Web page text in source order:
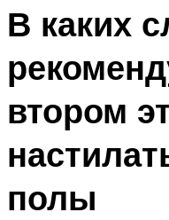
В каких
втором
полы